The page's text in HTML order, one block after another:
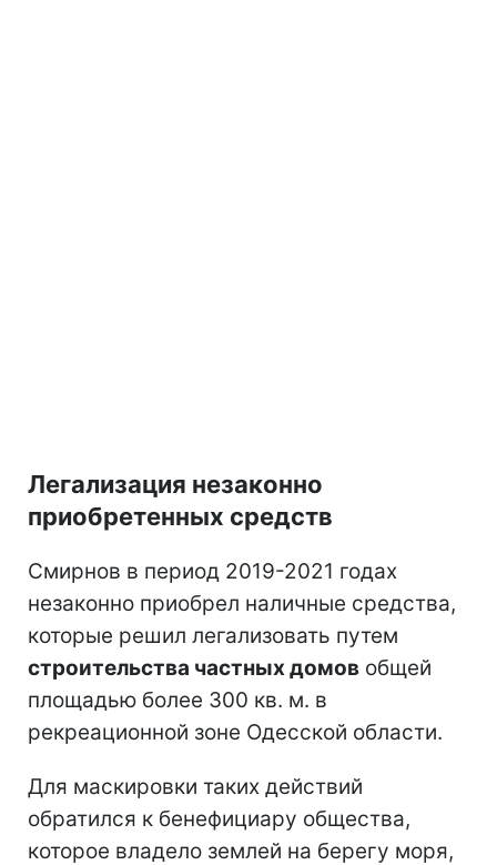
Легализация незаконно
приобретенных средств
Смирнов в период 2019-2021 годах
незаконно приобрел наличные средства,
которые решил легализовать путем
строительства частных домов общей
площадью более 300 кв. м. в
рекреационной зоне Одесской области.
Для маскировки таких действий
обратился к бенефициару общества,
которое владело землей на берегу моря,